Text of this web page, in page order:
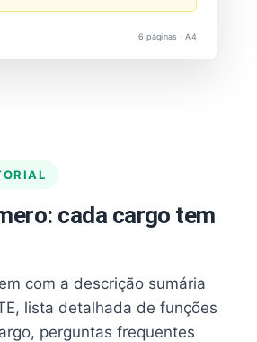
6 páginas · A4
cada cargo tem
com a descrição sumária
lista detalhada de funções
perguntas frequentes